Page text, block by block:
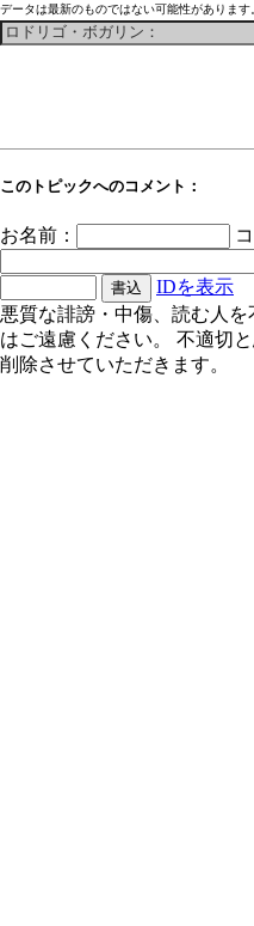
データは最新のものではない可能性がありま
このトピックへのコメント：
お名前：
IDを表示
悪質な誹謗・中傷、読む人
はご遠慮ください。 不適切
削除させていただきます。